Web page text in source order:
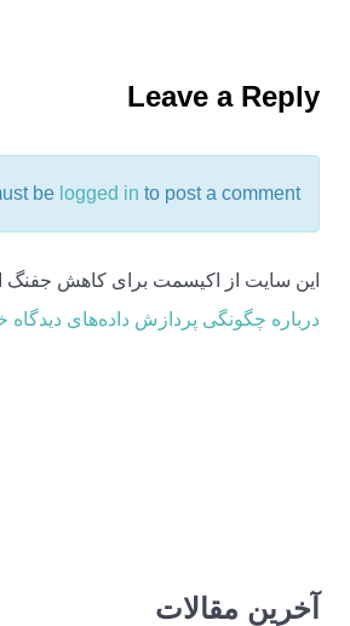
Leave a Reply
be logged in to post a comment.
این سایت از اکیسمت برای کاهش جفنگ
درباره چگونگی پردازش داده‌های دیدگاه
آخرین مقالات